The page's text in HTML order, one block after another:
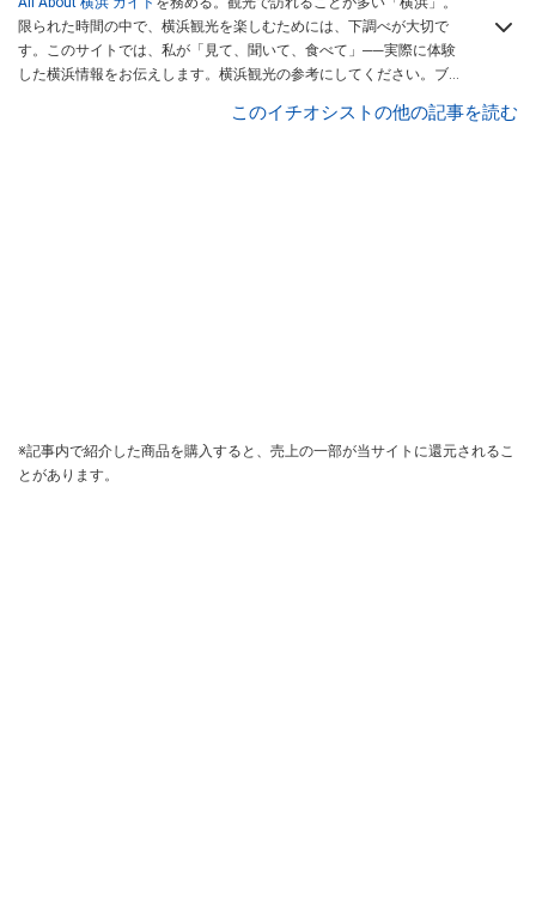
限られた時間の中で、横浜観光を楽しむためには、下調べが大切で
す。このサイトでは、私が「見て、聞いて、食べて」──実際に体験
した横浜情報をお伝えします。横浜観光の参考にしてください。ブロ
このイチオシストの他の記事を読む
※記事内で紹介した商品を購入すると、売上の一部が当サイトに還元されるこ
とがあります。